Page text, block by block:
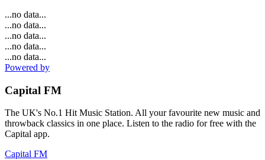
...no data...
...no data...
...no data...
...no data...
...no data...
Powered by
Capital FM
The UK's No.1 Hit Music Station. All your favourite new music and
throwback classics in one place. Listen to the radio for free with the
Capital app.
Capital FM